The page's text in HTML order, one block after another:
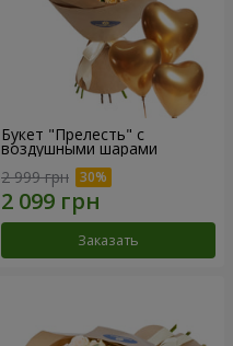
Букет "Прелесть" с
воздушными шарами
2 999 грн
Заказать